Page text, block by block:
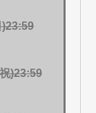
)23:59